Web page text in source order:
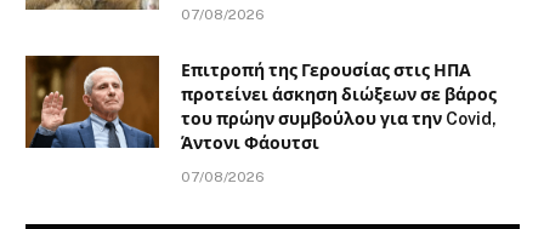
07/08/2026
Επιτροπή της Γερουσίας στις ΗΠΑ
προτείνει άσκηση διώξεων σε βάρος
του πρώην συμβούλου για την Covid,
Άντονι Φάουτσι
07/08/2026